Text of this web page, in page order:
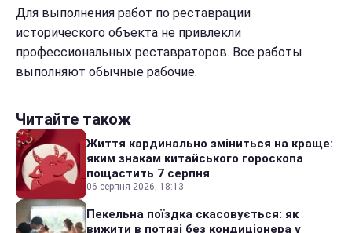
Для выполнения работ по реставрации
исторического объекта не привлекли
профессиональных реставраторов. Все работы
выполняют обычные рабочие.
Читайте також
Життя кардинально зміниться на краще:
яким знакам китайського гороскопа
пощастить 7 серпня
06 серпня 2026, 18:13
Пекельна поїздка скасовується: як
вижити в потязі без кондиціонера у